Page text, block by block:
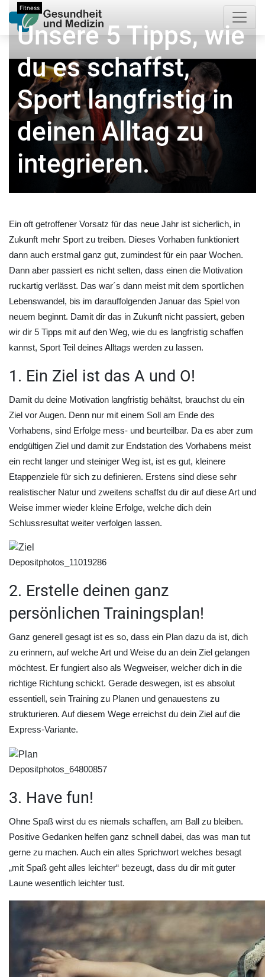
Fitness
Unsere 5 Tipps, wie
du es schaffst,
Sport langfristig in
deinen Alltag zu
integrieren.
Ein oft getroffener Vorsatz für das neue Jahr ist sicherlich, in
Zukunft mehr Sport zu treiben. Dieses Vorhaben funktioniert
dann auch erstmal ganz gut, zumindest für ein paar Wochen.
Dann aber passiert es nicht selten, dass einen die Motivation
ruckartig verlässt. Das war´s dann meist mit dem sportlichen
Lebenswandel, bis im darauffolgenden Januar das Spiel von
neuem beginnt. Damit dir das in Zukunft nicht passiert, geben
wir dir 5 Tipps mit auf den Weg, wie du es langfristig schaffen
kannst, Sport Teil deines Alltags werden zu lassen.
1. Ein Ziel ist das A und O!
Damit du deine Motivation langfristig behältst, brauchst du ein
Ziel vor Augen. Denn nur mit einem Soll am Ende des
Vorhabens, sind Erfolge mess- und beurteilbar. Da es aber zum
endgültigen Ziel und damit zur Endstation des Vorhabens meist
ein recht langer und steiniger Weg ist, ist es gut, kleinere
Etappenziele für sich zu definieren. Erstens sind diese sehr
realistischer Natur und zweitens schaffst du dir auf diese Art und
Weise immer wieder kleine Erfolge, welche dich dein
Schlussresultat weiter verfolgen lassen.
Depositphotos_11019286
2. Erstelle deinen ganz
persönlichen Trainingsplan!
Ganz generell gesagt ist es so, dass ein Plan dazu da ist, dich
zu erinnern, auf welche Art und Weise du an dein Ziel gelangen
möchtest. Er fungiert also als Wegweiser, welcher dich in die
richtige Richtung schickt. Gerade deswegen, ist es absolut
essentiell, sein Training zu Planen und genauestens zu
strukturieren. Auf diesem Wege erreichst du dein Ziel auf die
Express-Variante.
Depositphotos_64800857
3. Have fun!
Ohne Spaß wirst du es niemals schaffen, am Ball zu bleiben.
Positive Gedanken helfen ganz schnell dabei, das was man tut
gerne zu machen. Auch ein altes Sprichwort welches besagt
„mit Spaß geht alles leichter“ bezeugt, dass du dir mit guter
Laune wesentlich leichter tust.